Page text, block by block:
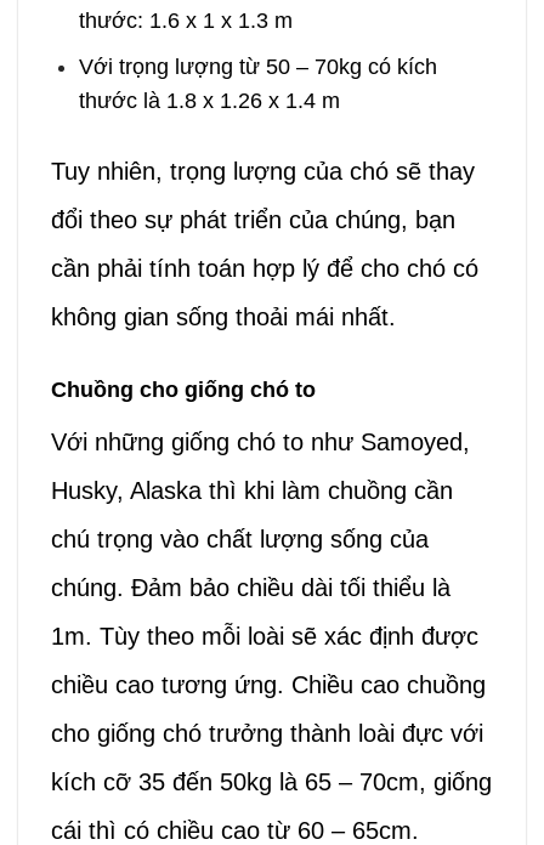
thước: 1.6 x 1 x 1.3 m
Với trọng lượng từ 50 – 70kg có kích
thước là 1.8 x 1.26 x 1.4 m
Tuy nhiên, trọng lượng của chó sẽ thay
đổi theo sự phát triển của chúng, bạn
cần phải tính toán hợp lý để cho chó có
không gian sống thoải mái nhất.
Chuồng cho giống chó to
Với những giống chó to như Samoyed,
Husky, Alaska thì khi làm chuồng cần
chú trọng vào chất lượng sống của
chúng. Đảm bảo chiều dài tối thiểu là
1m. Tùy theo mỗi loài sẽ xác định được
chiều cao tương ứng. Chiều cao chuồng
cho giống chó trưởng thành loài đực với
kích cỡ 35 đến 50kg là 65 – 70cm, giống
cái thì có chiều cao từ 60 – 65cm.